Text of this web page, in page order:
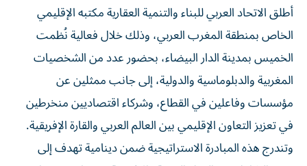
أطلق الاتحاد العربي للبناء والتنمية العقارية مكتبه الإقليمي
الخاص بمنطقة المغرب العربي، وذلك خلال فعالية نُظمت
الخميس بمدينة الدار البيضاء، بحضور عدد من الشخصيات
المغربية والدبلوماسية والدولية، إلى جانب ممثلين عن
مؤسسات وفاعلين في القطاع، وشركاء اقتصاديين منخرطين
في تعزيز التعاون الإقليمي بين العالم العربي والقارة الإفريقية.
وتندرج هذه المبادرة الاستراتيجية ضمن دينامية تهدف إلى